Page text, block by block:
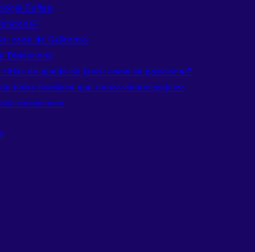
Buffett
corte da Selicnovo
Dividendos
ciclos de queda de juros: como se posicionar?
bolsa brasileira que nunca deram prejuízo
memecoins